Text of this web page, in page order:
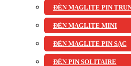
ĐÈN MAGLITE PIN
ĐÈN MAGLITE MINI
ĐÈN MAGLITE PIN SẠC
ĐÈN PIN SOLITAIRE